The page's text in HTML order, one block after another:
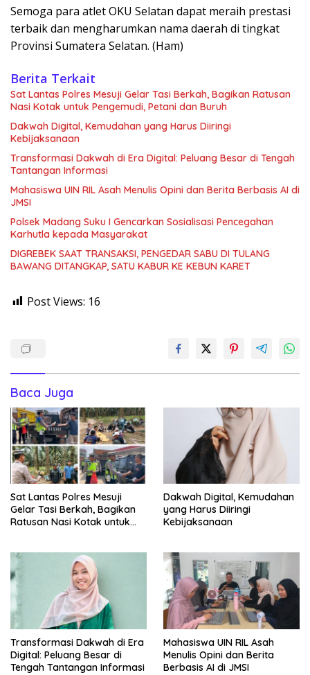
Semoga para atlet OKU Selatan dapat meraih prestasi
terbaik dan mengharumkan nama daerah di tingkat
Provinsi Sumatera Selatan. (Ham)
Berita Terkait
Sat Lantas Polres Mesuji Gelar Tasi Berkah, Bagikan Ratusan
Nasi Kotak untuk Pengemudi, Petani dan Buruh
Dakwah Digital, Kemudahan yang Harus Diiringi
Kebijaksanaan
Transformasi Dakwah di Era Digital: Peluang Besar di Tengah
Tantangan Informasi
Mahasiswa UIN RIL Asah Menulis Opini dan Berita Berbasis AI di
JMSI
Polsek Madang Suku I Gencarkan Sosialisasi Pencegahan
Karhutla kepada Masyarakat
DIGREBEK SAAT TRANSAKSI, PENGEDAR SABU DI TULANG
BAWANG DITANGKAP, SATU KABUR KE KEBUN KARET
Post Views: 16
Baca Juga
Sat Lantas Polres Mesuji
Gelar Tasi Berkah, Bagikan
Ratusan Nasi Kotak untuk
Dakwah Digital, Kemudahan
yang Harus Diiringi
Kebijaksanaan
Transformasi Dakwah di Era
Digital: Peluang Besar di
Tengah Tantangan Informasi
Mahasiswa UIN RIL Asah
Menulis Opini dan Berita
Berbasis AI di JMSI